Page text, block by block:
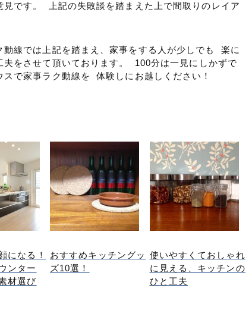
見です。 上記の失敗談を踏まえた上で間取りのレイア
線では上記を踏まえ、家事をする人が少しでも 楽に
夫をさせて頂いております。 100分は一見にしかずで
で家事ラク動線を 体験しにお越しください！
になる！
ンター
材選び
おすすめキッチングッ
ズ10選！
使いやすくておしゃれ
に見える、キッチンの
ひと工夫